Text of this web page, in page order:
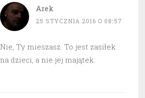
Arek
25 STYCZNIA 2016 O 08:57
Nie, Ty mieszasz. To jest zasiłek
na dzieci, a nie jej majątek.